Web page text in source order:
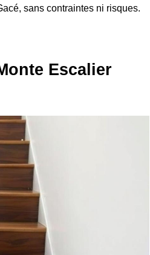
sans contraintes ni risques.
Escalier